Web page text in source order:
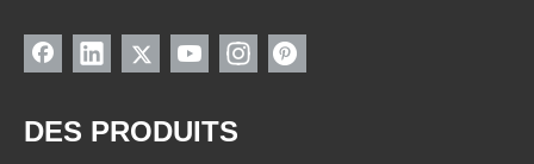
DES PRODUITS